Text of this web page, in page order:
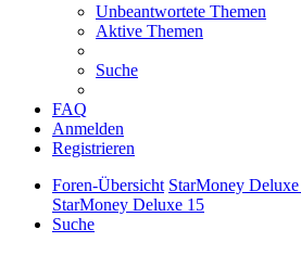
Unbeantwortete Themen
Aktive Themen
Suche
FAQ
Anmelden
Registrieren
Foren-Übersicht StarMoney
StarMoney Deluxe 15
Suche